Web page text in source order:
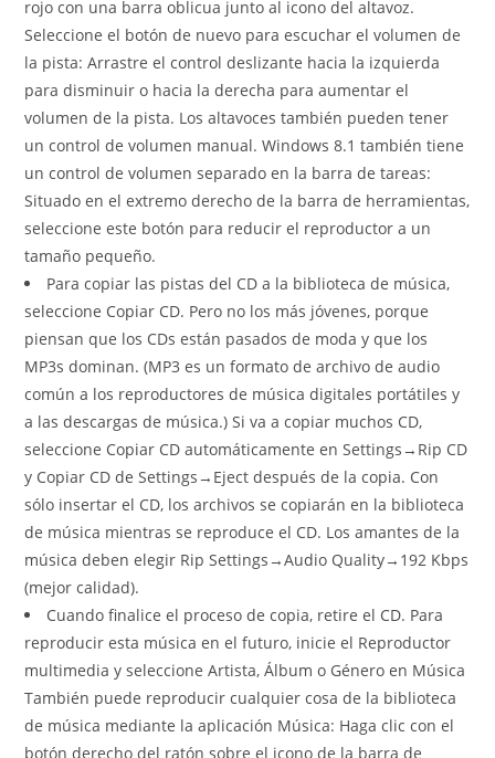
rojo con una barra oblicua junto al icono del altavoz.
Seleccione el botón de nuevo para escuchar el volumen de
la pista: Arrastre el control deslizante hacia la izquierda
para disminuir o hacia la derecha para aumentar el
volumen de la pista. Los altavoces también pueden tener
un control de volumen manual. Windows 8.1 también tiene
un control de volumen separado en la barra de tareas:
Situado en el extremo derecho de la barra de herramientas,
seleccione este botón para reducir el reproductor a un
tamaño pequeño.
Para copiar las pistas del CD a la biblioteca de música,
seleccione Copiar CD. Pero no los más jóvenes, porque
piensan que los CDs están pasados de moda y que los
MP3s dominan. (MP3 es un formato de archivo de audio
común a los reproductores de música digitales portátiles y
a las descargas de música.) Si va a copiar muchos CD,
seleccione Copiar CD automáticamente en Settings→Rip CD
y Copiar CD de Settings→Eject después de la copia. Con
sólo insertar el CD, los archivos se copiarán en la biblioteca
de música mientras se reproduce el CD. Los amantes de la
música deben elegir Rip Settings→Audio Quality→192 Kbps
(mejor calidad).
Cuando finalice el proceso de copia, retire el CD. Para
reproducir esta música en el futuro, inicie el Reproductor
multimedia y seleccione Artista, Álbum o Género en Música
También puede reproducir cualquier cosa de la biblioteca
de música mediante la aplicación Música: Haga clic con el
botón derecho del ratón sobre el icono de la barra de